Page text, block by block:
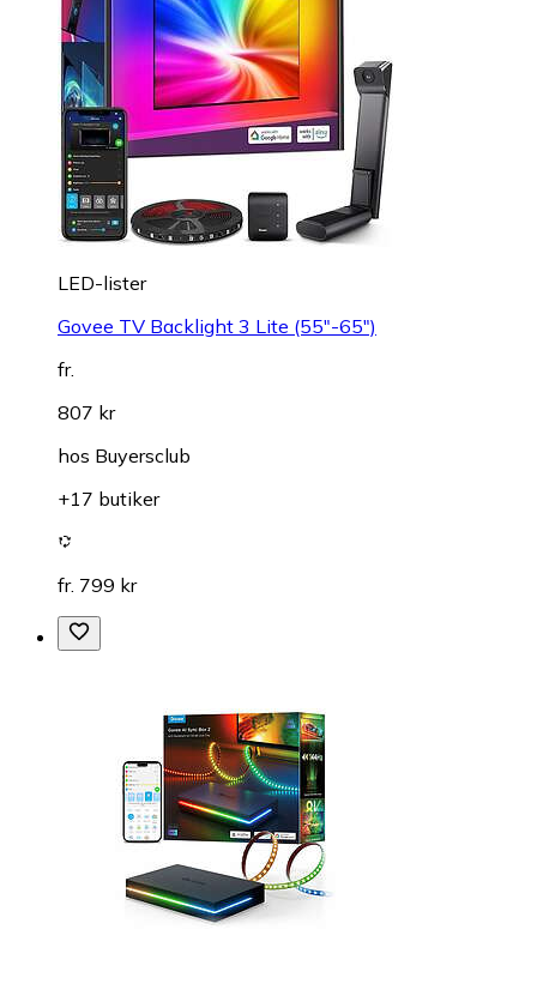
LED-lister
Govee TV Backlight 3 Lite (55"-65")
fr.
807 kr
hos Buyersclub
+17 butiker
fr. 799 kr